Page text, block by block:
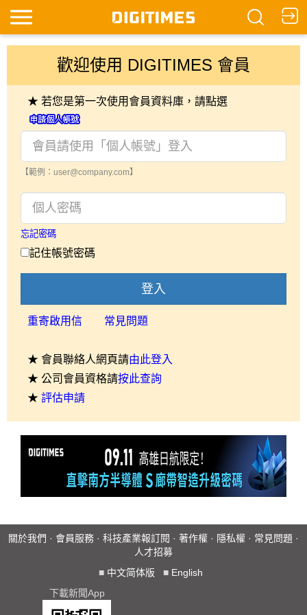
歡迎使用 DIGITIMES 會員
★ 若您是第一次使用會員資料庫，請點選
【範例：user@company.com】
忘記密碼
記住帳號密碼
登入
重寄啟用信 常見問題
★ 會員聯絡人網頁請由此登入
★ 公司會員資格請按此查詢
★ 評估申請
關於我們 · 會員服務 · 科技產業報訂閱 · 著作權 · 隱私權 · 常見問題 ·
人才招募
■ 中文简体版 ■ English
下載新聞App